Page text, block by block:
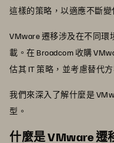
這樣的策略，以適應不斷變
VMware 遷移涉及在不同環
載。在 Broadcom 收購
估其 IT 策略，並考慮替代
我們來深入了解什麼是
型。
什麼是 VMware 遷